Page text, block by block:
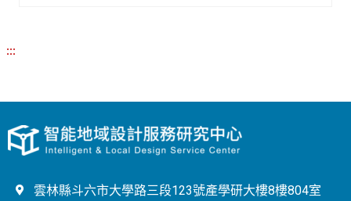
:::
雲林縣斗六市大學路三段123號產學研大樓8樓804室